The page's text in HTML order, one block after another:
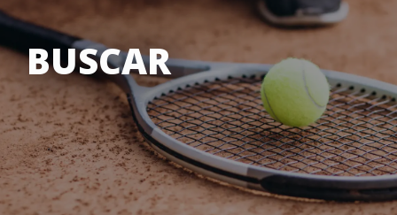
BUSCAR